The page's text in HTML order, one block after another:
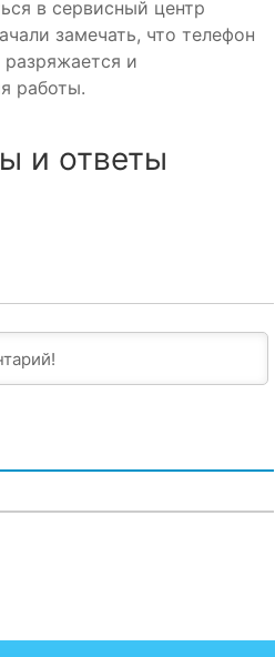
в сервисный центр
замечать, что телефон
и
работы.
и ответы